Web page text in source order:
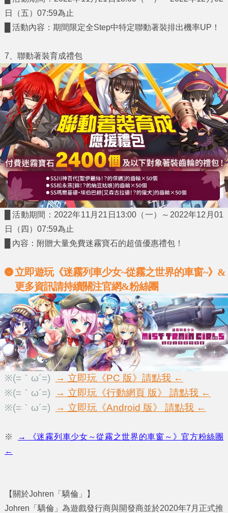
日（五）07:59為止
█ 活動內容：期間限定全Step中特定聯動著裝排出機率UP！
7 、聯動著裝育成禮包
█ 活動期間：2022年11月21日13:00（一）～2022年12月01
日（四）07:59為止
█ 內容：附贈大量免費迷霧寶石的超值優惠禮包！
立即遊玩《迷霧列車少女~從霧之世界的車窗~》&
更多資訊請持續關注官網&粉絲團
※(= ｀ω´=)
→ 立即玩《PC 版》請點我 ←
※(= ｀ω´=)
→ 立即玩《行動網頁 版》 請點我 ←
※(= ｀ω´=) → 立即玩《Android 版》 請點我 ←
※
→ 《迷霧列車少女～從霧之世界的車窗～》官方粉絲團
←
【關於Johren「驕倫」】
Johren「驕倫」為遊戲發行商與開發商並於2020年7月正式推